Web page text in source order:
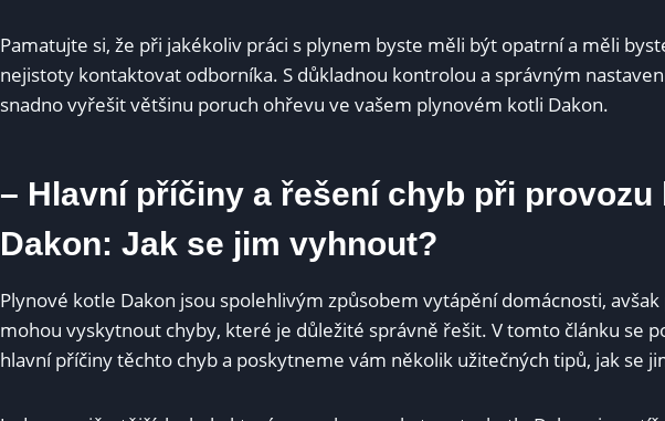
Pamatujte si, že při jakékoliv práci s plynem byste měli být opatrní a měli
nejistoty kontaktovat odborníka. S důkladnou kontrolou a správným
snadno vyřešit většinu poruch ohřevu ve vašem plynovém kotli Dakon.
– Hlavní příčiny a řešení chyb při provozu
Dakon: Jak se jim vyhnout?
Plynové kotle Dakon jsou spolehlivým způsobem vytápění domácnosti,
mohou vyskytnout chyby, které je důležité správně řešit. V tomto článku se
hlavní příčiny těchto chyb a poskytneme vám několik užitečných tipů, jak se